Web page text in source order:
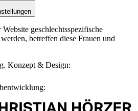
geschlechtsspezifische
betreffen diese Frauen und
Konzept & Design: